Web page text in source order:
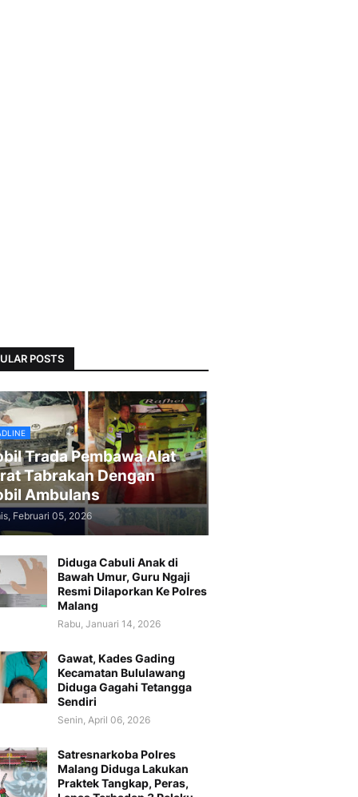
POSTS
Trada Pembawa Alat
Tabrakan Dengan
Ambulans
Februari 05, 2026
Diduga Cabuli Anak di
Bawah Umur, Guru Ngaji
Resmi Dilaporkan Ke Polres
Malang
Rabu, Januari 14, 2026
Gawat, Kades Gading
Kecamatan Bululawang
Diduga Gagahi Tetangga
Sendiri
Senin, April 06, 2026
Satresnarkoba Polres
Malang Diduga Lakukan
Praktek Tangkap, Peras,